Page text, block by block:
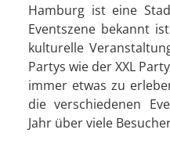
Hamburg ist eine
Eventszene bekannt
kulturelle
Partys wie der XXL
immer etwas zu
die verschiedenen
Jahr über viele